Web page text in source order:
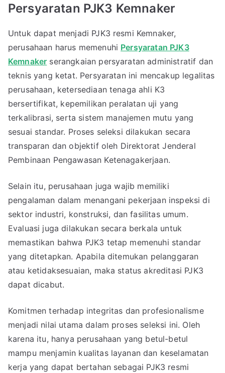
Persyaratan PJK3 Kemnaker
Untuk dapat menjadi PJK3 resmi Kemnaker,
perusahaan harus memenuhi Persyaratan PJK3
Kemnaker serangkaian persyaratan administratif dan
teknis yang ketat. Persyaratan ini mencakup legalitas
perusahaan, ketersediaan tenaga ahli K3
bersertifikat, kepemilikan peralatan uji yang
terkalibrasi, serta sistem manajemen mutu yang
sesuai standar. Proses seleksi dilakukan secara
transparan dan objektif oleh Direktorat Jenderal
Pembinaan Pengawasan Ketenagakerjaan.
Selain itu, perusahaan juga wajib memiliki
pengalaman dalam menangani pekerjaan inspeksi di
sektor industri, konstruksi, dan fasilitas umum.
Evaluasi juga dilakukan secara berkala untuk
memastikan bahwa PJK3 tetap memenuhi standar
yang ditetapkan. Apabila ditemukan pelanggaran
atau ketidaksesuaian, maka status akreditasi PJK3
dapat dicabut.
Komitmen terhadap integritas dan profesionalisme
menjadi nilai utama dalam proses seleksi ini. Oleh
karena itu, hanya perusahaan yang betul-betul
mampu menjamin kualitas layanan dan keselamatan
kerja yang dapat bertahan sebagai PJK3 resmi